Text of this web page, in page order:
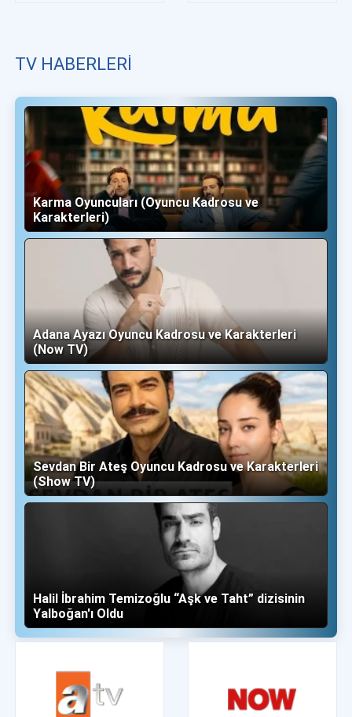
TV HABERLERI
Karma Oyuncuları (Oyuncu Kadrosu ve
Karakterleri)
Adana Ayazı Oyuncu Kadrosu ve Karakterleri
(Now TV)
Sevdan Bir Ateş Oyuncu Kadrosu ve Karakterleri
(Show TV)
Halil İbrahim Temizoğlu “Aşk ve Taht” dizisinin
Yalboğan'ı Oldu